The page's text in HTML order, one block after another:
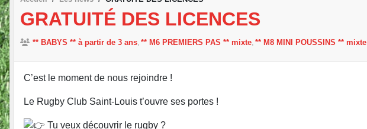
GRATUITÉ DES LICENCES
** BABYS ** à partir de 3 ans ** M6 PREMIERS PAS ** mixte ** M8 MINI POUSSINS ** mixte
C’est le moment de nous rejoindre !
Le Rugby Club Saint-Louis t’ouvre ses portes !
Tu veux découvrir le rugby ?